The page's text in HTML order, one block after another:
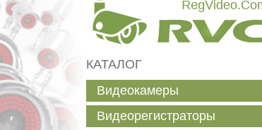
КАТАЛОГ
Видеокамеры
Видеорегистраторы